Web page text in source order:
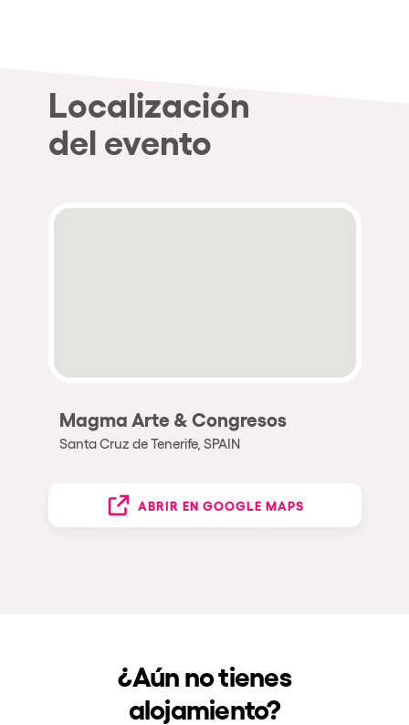
Localización
del evento
Magma Arte & Congresos
Santa Cruz de Tenerife, SPAIN
ABRIR EN GOOGLE MAPS
¿Aún no tienes
alojamiento?